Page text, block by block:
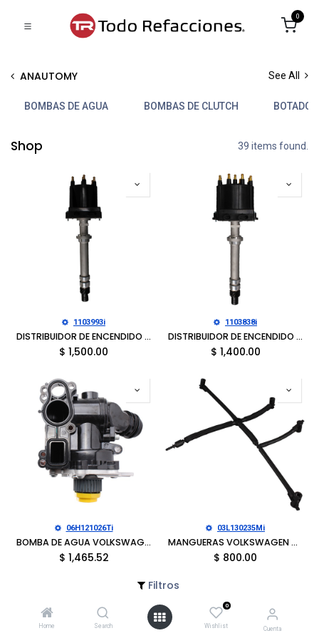
Filtros
Home Search
0
Wishlist Cuenta
0
ANAUTOMY See All
BOMBAS DE AGUA BOMBAS DE CLUTCH
Shop 39 items found.
1103993i
DISTRIBUIDOR DE ENCENDIDO CHEVROLET G10 1993-1995, G20 1993-1995, G30 1993-1995, S10 PICKUP 1992-1994, GMC G1500 1993-1995, G2500 1993-1995, G3500 1993-1995, SONOMA 1992-1994
$ 1,500.00
1103838i
DISTRIBUIDOR DE ENCENDIDO CADILLAC BROUGHAM 1990-1992, BROUGHAM 1991-1992, COMMERCIAL CHASSIS 1992, CHEVROLET B60 1991, B7 1994-1998, B7 1993-1998, BLAZER 1987-1994, BLAZER 1987, C1500 1988-1995
$ 1,400.00
06H121026Ti
BOMBA DE AGUA VOLKSWAGEN BEETLE 2012-2013, CC 2009-2017, EOS 2009-2016, JETTA 2009-2013, PASSAT 2009-2010, TIGUAN 2009-2017, TIGUAN LIMITED 2017-2018
$ 1,465.52
03L130235Mi
MANGUERAS VOLKSWAGEN AMAROK 2011-2020
$ 800.00